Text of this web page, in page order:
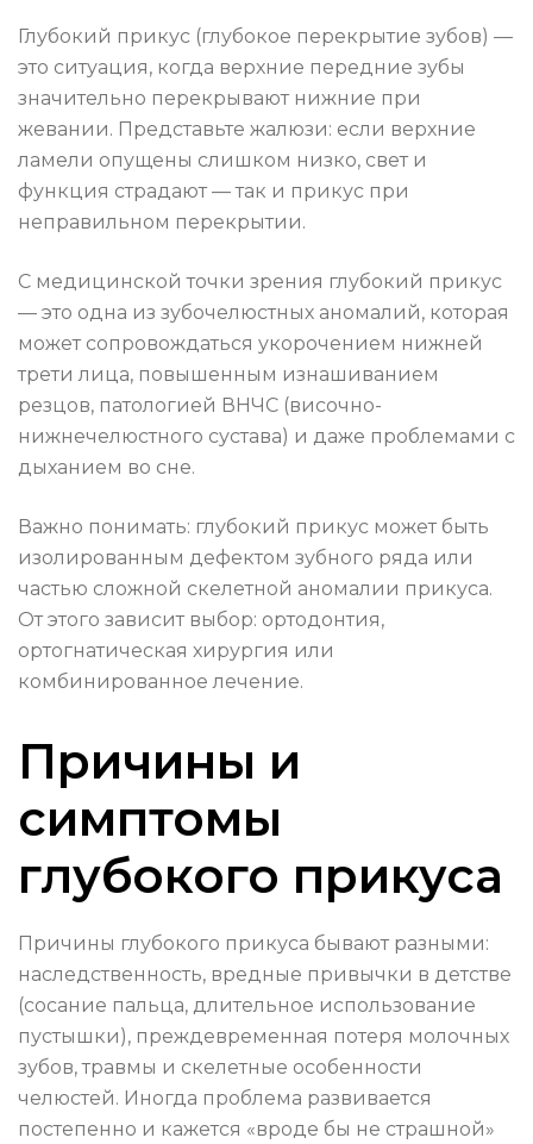
Глубокий прикус (глубокое перекрытие зубов) —
это ситуация, когда верхние передние зубы
значительно перекрывают нижние при
жевании. Представьте жалюзи: если верхние
ламели опущены слишком низко, свет и
функция страдают — так и прикус при
неправильном перекрытии.
С медицинской точки зрения глубокий прикус
— это одна из зубочелюстных аномалий, которая
может сопровождаться укорочением нижней
трети лица, повышенным изнашиванием
резцов, патологией ВНЧС (височно-
нижнечелюстного сустава) и даже проблемами с
дыханием во сне.
Важно понимать: глубокий прикус может быть
изолированным дефектом зубного ряда или
частью сложной скелетной аномалии прикуса.
От этого зависит выбор: ортодонтия,
ортогнатическая хирургия или
комбинированное лечение.
Причины и
симптомы
глубокого прикуса
Причины глубокого прикуса бывают разными:
наследственность, вредные привычки в детстве
(сосание пальца, длительное использование
пустышки), преждевременная потеря молочных
зубов, травмы и скелетные особенности
челюстей. Иногда проблема развивается
постепенно и кажется «вроде бы не страшной»